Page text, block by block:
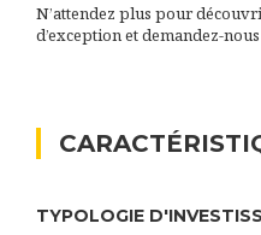
N’attendez plus pour
d’exception et demandez-
TYPOLOGIE